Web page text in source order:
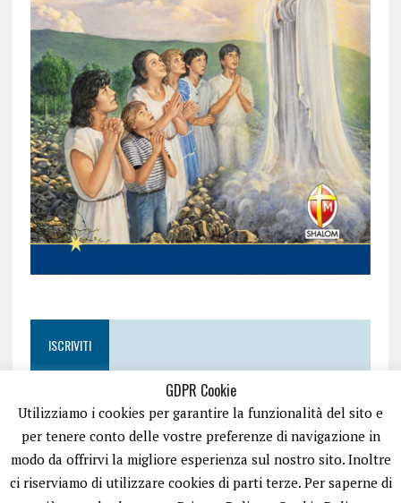
ISCRIVITI
GDPR Cookie
Utilizziamo i cookies per garantire la funzionalità del sito e
per tenere conto delle vostre preferenze di navigazione in
modo da offrirvi la migliore esperienza sul nostro sito. Inoltre
ci riserviamo di utilizzare cookies di parti terze. Per saperne di